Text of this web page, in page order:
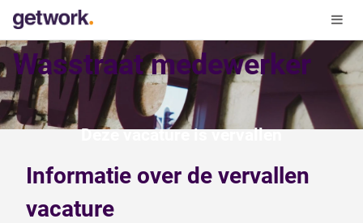
Wasstraat medewerker
Deze vacature is vervallen
Informatie over de vervallen
vacature